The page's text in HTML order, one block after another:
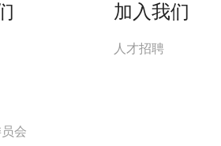
会
加入我们
人才招聘